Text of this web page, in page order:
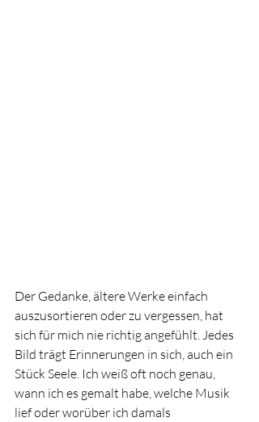
Der Gedanke, ältere Werke einfach
auszusortieren oder zu vergessen, hat
sich für mich nie richtig angefühlt. Jedes
Bild trägt Erinnerungen in sich, auch ein
Stück Seele. Ich weiß oft noch genau,
wann ich es gemalt habe, welche Musik
lief oder worüber ich damals